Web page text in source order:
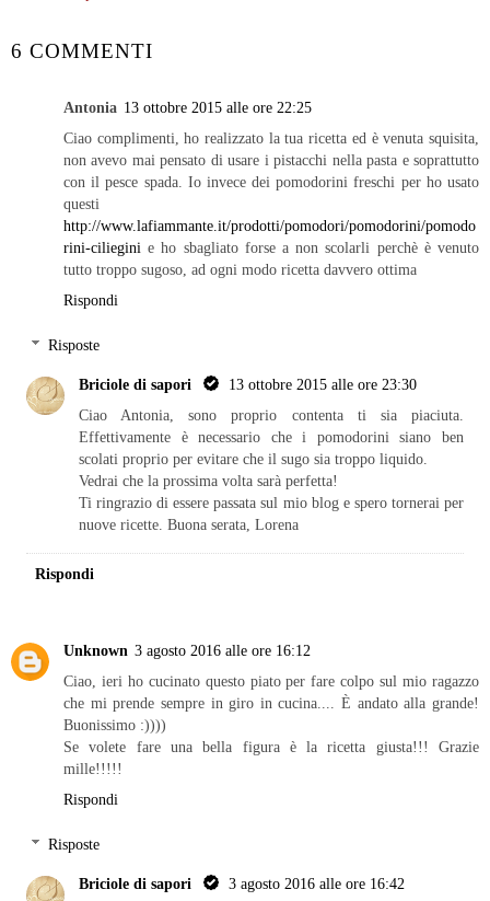
6 COMMENTI
Antonia 13 ottobre 2015 alle ore 22:25
Ciao complimenti, ho realizzato la tua ricetta ed è venuta squisita,
non avevo mai pensato di usare i pistacchi nella pasta e soprattutto
con il pesce spada. Io invece dei pomodorini freschi per ho usato
questi
http://www.lafiammante.it/prodotti/pomodori/pomodorini/pomodo
rini-ciliegini e ho sbagliato forse a non scolarli perchè è venuto
tutto troppo sugoso, ad ogni modo ricetta davvero ottima
Rispondi
Risposte
Briciole di sapori
13 ottobre 2015 alle ore 23:30
Ciao Antonia, sono proprio contenta ti sia piaciuta.
Effettivamente è necessario che i pomodorini siano ben
scolati proprio per evitare che il sugo sia troppo liquido.
Vedrai che la prossima volta sarà perfetta!
Ti ringrazio di essere passata sul mio blog e spero tornerai per
nuove ricette. Buona serata, Lorena
Rispondi
Unknown 3 agosto 2016 alle ore 16:12
Ciao, ieri ho cucinato questo piato per fare colpo sul mio ragazzo
che mi prende sempre in giro in cucina.... È andato alla grande!
Buonissimo :))))
Se volete fare una bella figura è la ricetta giusta!!! Grazie
mille!!!!!
Rispondi
Risposte
Briciole di sapori
3 agosto 2016 alle ore 16:42